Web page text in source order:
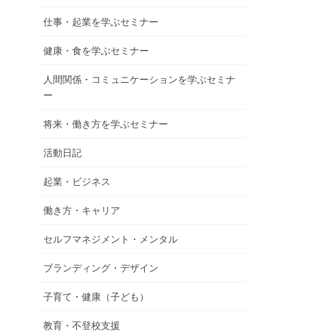
仕事・起業を学ぶセミナー
健康・食を学ぶセミナー
人間関係・コミュニケーションを学ぶセミナ
ー
将来・働き方を学ぶセミナー
活動日記
起業・ビジネス
働き方・キャリア
セルフマネジメント・メンタル
ブランディング・デザイン
子育て・健康（子ども）
教育・不登校支援